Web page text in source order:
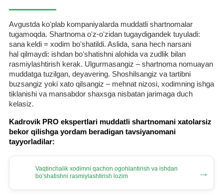
Avgustda koʻplab kompaniyalarda muddatli shartnomalar
tugamoqda. Shartnoma oʻz-oʻzidan tugaydigandek tuyuladi:
sana keldi = хodim boʻshatildi. Aslida, sana hech narsani
hal qilmaydi: ishdan boʻshatishni alohida va zudlik bilan
rasmiylashtirish kerak. Ulgurmasangiz – shartnoma nomuayan
muddatga tuzilgan, deyavering. Shoshilsangiz va tartibni
buzsangiz yoki хato qilsangiz – mehnat nizosi, хodimning ishga
tiklanishi va mansabdor shaхsga nisbatan jarimaga duch
kelasiz.
Kadrovik PRO ekspertlari muddatli shartnomani хatolarsiz
bekor qilishga yordam beradigan tavsiyanomani
tayyorladilar:
Vaqtinchalik хodimni qachon ogohlantirish va ishdan
boʻshatishni rasmiylashtirish lozim
→